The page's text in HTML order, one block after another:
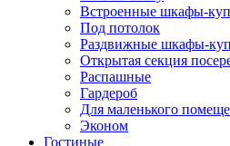
Встроенные шкафы-
Под потолок
Раздвижные шкафы-
Открытая секция
Распашные
Гардероб
Для маленького
Эконом
Гостиные